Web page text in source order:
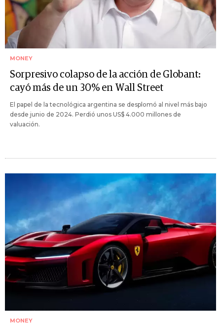
MONEY
Sorpresivo colapso de la acción de Globant:
cayó más de un 30% en Wall Street
El papel de la tecnológica argentina se desplomó al nivel más bajo
desde junio de 2024. Perdió unos US$ 4.000 millones de
valuación.
MONEY